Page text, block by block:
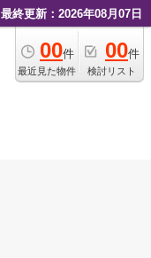
最終更新：2026年08月07日
00件
最近見た物件
00件
検討リスト